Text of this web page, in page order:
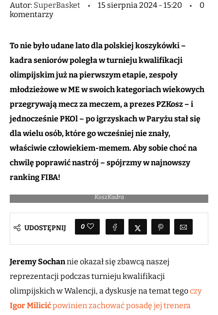
Autor: SuperBasket 15 sierpnia 2024 - 15:20
0
komentarzy
To nie było udane lato dla polskiej koszykówki –
kadra seniorów poległa w turnieju kwalifikacji
olimpijskim już na pierwszym etapie, zespoły
młodzieżowe w ME w swoich kategoriach wiekowych
przegrywają mecz za meczem, a prezes PZKosz – i
jednocześnie PKOl – po igrzyskach w Paryżu stał się
dla wielu osób, które go wcześniej nie znały,
właściwie człowiekiem-memem. Aby sobie choć na
chwilę poprawić nastrój – spójrzmy w najnowszy
ranking FIBA!
KoszKadra
UDOSTĘPNIJ 0
Jeremy Sochannie okazał się zbawcą naszej
reprezentacji podczas turnieju kwalifikacji
olimpijskich w Walencji, a dyskusje na temat tegoczy
Igor Milicićpowinien zachować posadę jej trenera